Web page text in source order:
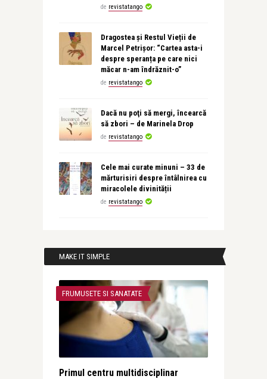
de revistatango
Dragostea și Restul Vieții de
Marcel Petrișor: “Cartea asta-i
despre speranța pe care nici
măcar n-am îndrăznit-o”
de revistatango
Dacă nu poţi să mergi, încearcă
să zbori – de Marinela Drop
de revistatango
Cele mai curate minuni – 33 de
mărturisiri despre întâlnirea cu
miracolele divinității
de revistatango
MAKE IT SIMPLE
FRUMUSETE SI SANATATE
Primul centru multidisciplinar